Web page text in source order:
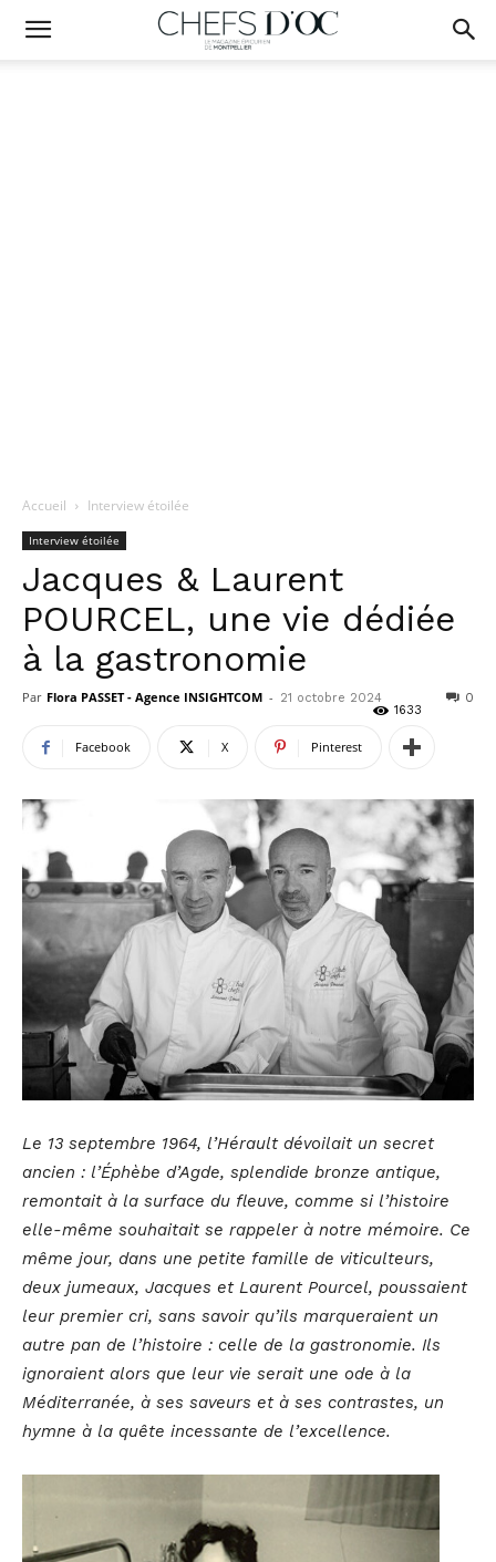
Accueil Interview étoilée
Interview étoilée
Jacques & Laurent
POURCEL, une vie dédiée
à la gastronomie
Par Flora PASSET - Agence INSIGHTCOM - 21 octobre 2024
0
1633
Facebook X Pinterest
Le 13 septembre 1964, l’Hérault dévoilait un secret
ancien : l’Éphèbe d’Agde, splendide bronze antique,
remontait à la surface du fleuve, comme si l’histoire
elle-même souhaitait se rappeler à notre mémoire. Ce
même jour, dans une petite famille de viticulteurs,
deux jumeaux, Jacques et Laurent Pourcel, poussaient
leur premier cri, sans savoir qu’ils marqueraient un
autre pan de l’histoire : celle de la gastronomie. Ils
ignoraient alors que leur vie serait une ode à la
Méditerranée, à ses saveurs et à ses contrastes, un
hymne à la quête incessante de l’excellence.